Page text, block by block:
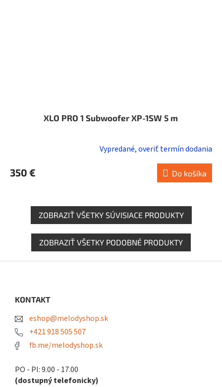
XLO PRO 1 Subwoofer XP-1SW 5 m
Vypredané, overiť termín dodania
350 € Do košíka
ZOBRAZIŤ VŠETKY SÚVISIACE PRODUKTY
ZOBRAZIŤ VŠETKY PODOBNÉ PRODUKTY
KONTAKT
eshop@melodyshop.sk
+421 918 505 507
fb.me/melodyshop.sk
PO - PI: 9.00 - 17.00
(dostupný telefonicky)